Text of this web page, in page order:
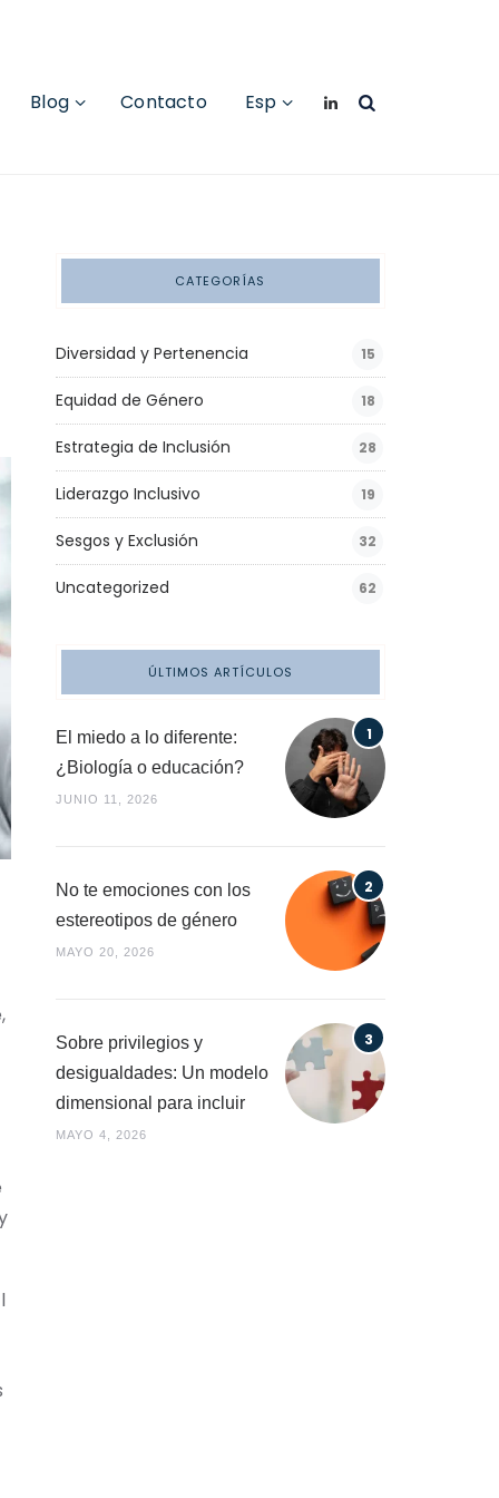
Blog Contacto Esp
CATEGORÍAS
Diversidad y Pertenencia 15
Equidad de Género 18
Estrategia de Inclusión 28
Liderazgo Inclusivo 19
Sesgos y Exclusión 32
Uncategorized 62
ÚLTIMOS ARTÍCULOS
El miedo a lo diferente:
¿Biología o educación?
JUNIO 11, 2026
No te emociones con los
estereotipos de género
MAYO 20, 2026
Sobre privilegios y
desigualdades: Un modelo
dimensional para incluir
MAYO 4, 2026